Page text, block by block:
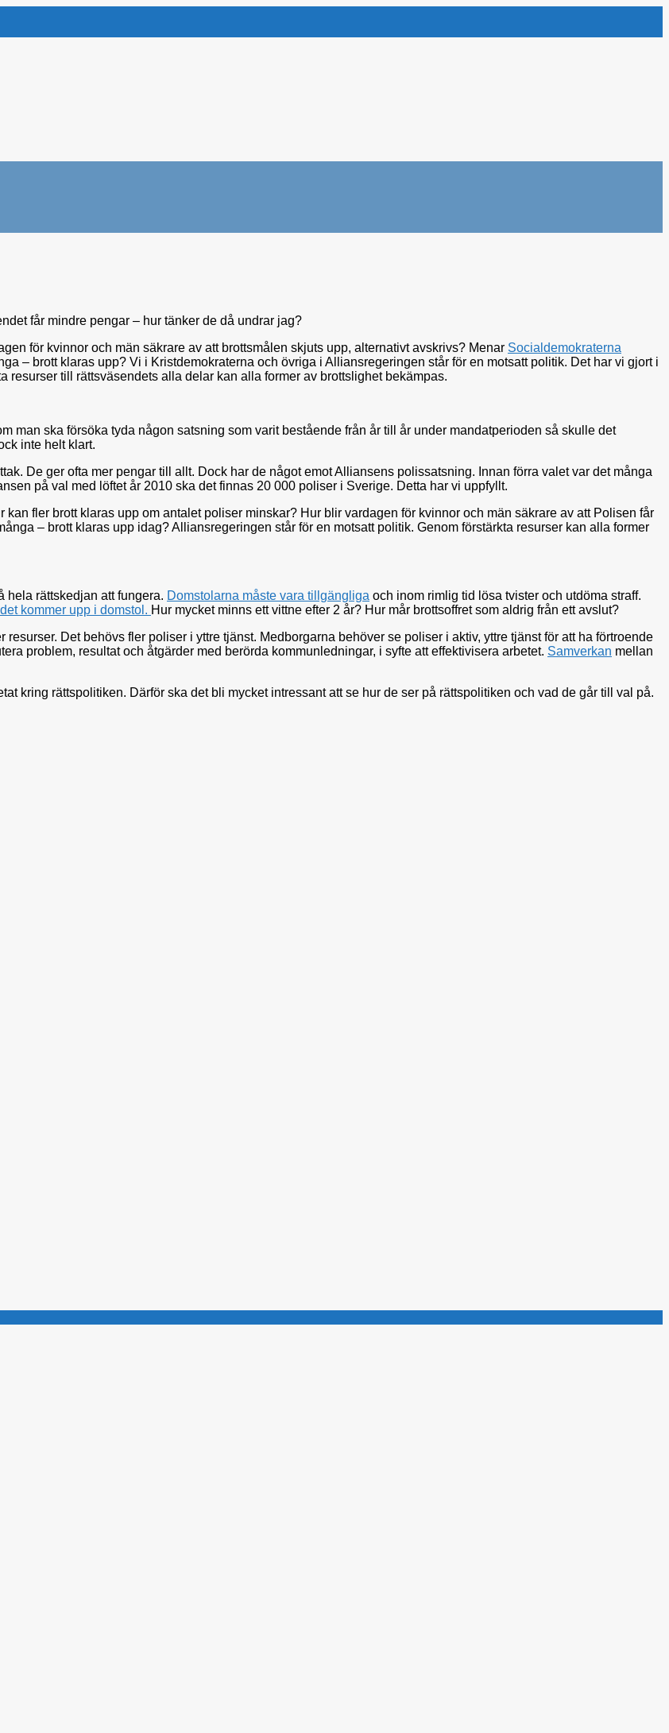
får mindre pengar – hur tänker de då undrar jag?
för kvinnor och män säkrare av att brottsmålen skjuts upp, alternativt avskrivs? Menar Socialdemokraterna
– brott klaras upp? Vi i Kristdemokraterna och övriga i Alliansregeringen står för en motsatt politik. Det har vi gjort i
resurser till rättsväsendets alla delar kan alla former av brottslighet bekämpas.
man ska försöka tyda någon satsning som varit bestående från år till år under mandatperioden så skulle det
inte helt klart.
De ger ofta mer pengar till allt. Dock har de något emot Alliansens polissatsning. Innan förra valet var det många
på val med löftet år 2010 ska det finnas 20 000 poliser i Sverige. Detta har vi uppfyllt.
fler brott klaras upp om antalet poliser minskar? Hur blir vardagen för kvinnor och män säkrare av att Polisen får
– brott klaras upp idag? Alliansregeringen står för en motsatt politik. Genom förstärkta resurser kan alla former
hela rättskedjan att fungera. Domstolarna måste vara tillgängliga och inom rimlig tid lösa tvister och utdöma straff.
kommer upp i domstol. Hur mycket minns ett vittne efter 2 år? Hur mår brottsoffret som aldrig från ett avslut?
Det behövs fler poliser i yttre tjänst. Medborgarna behöver se poliser i aktiv, yttre tjänst för att ha förtroende
problem, resultat och åtgärder med berörda kommunledningar, i syfte att effektivisera arbetet. Samverkan mellan
kring rättspolitiken. Därför ska det bli mycket intressant att se hur de ser på rättspolitiken och vad de går till val på.